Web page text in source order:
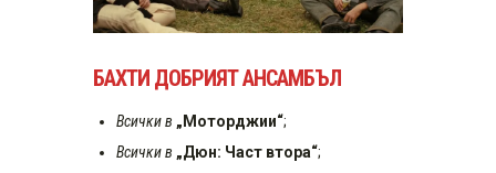
БАХТИ ДОБРИЯТ АНСАМБЪЛ
Всички в „Моторджии“;
Всички в „Дюн: Част втора“;